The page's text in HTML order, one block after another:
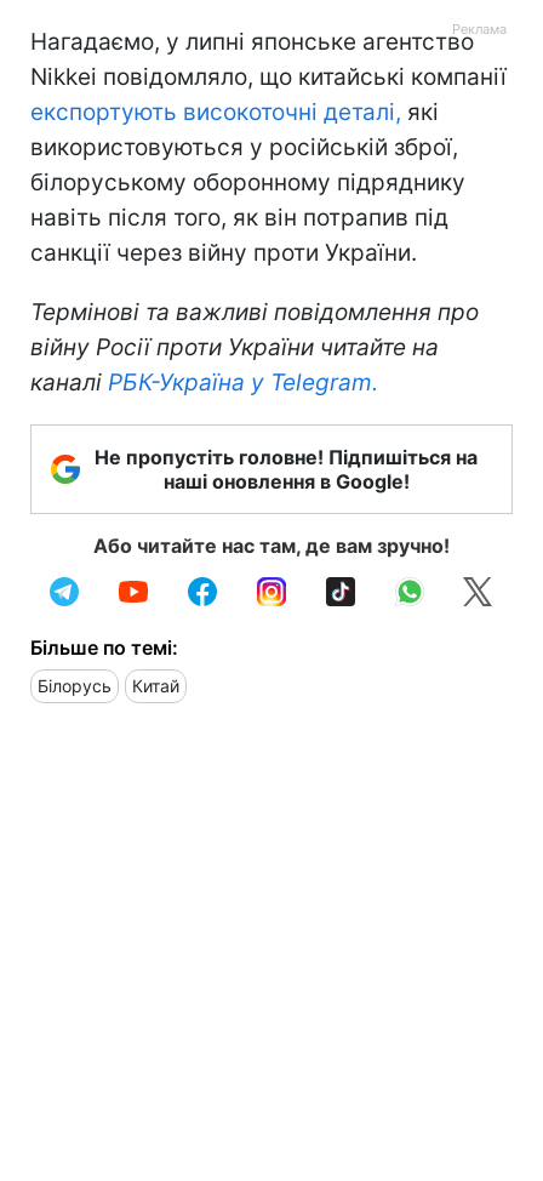
Нагадаємо, у липні японське агентство
Nikkei повідомляло, що китайські компанії
експортують високоточні деталі, які
використовуються у російській зброї,
білоруському оборонному підряднику
навіть після того, як він потрапив під
санкції через війну проти України.
Термінові та важливі повідомлення про
війну Росії проти України читайте на
каналі РБК-Україна у Telegram.
Не пропустіть головне! Підпишіться на
наші оновлення в Google!
Або читайте нас там, де вам зручно!
Більше по темі:
Білорусь Китай